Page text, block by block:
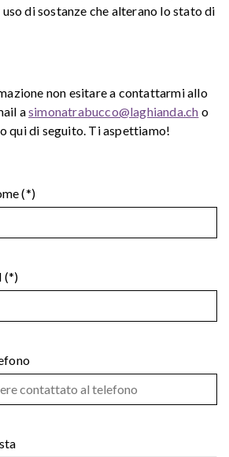
di sostanze che alterano lo stato di
non esitare a contattarmi allo
asimonatrabucco@laghianda.ch o
qui di seguito. Ti aspettiamo!
(*)
(*)